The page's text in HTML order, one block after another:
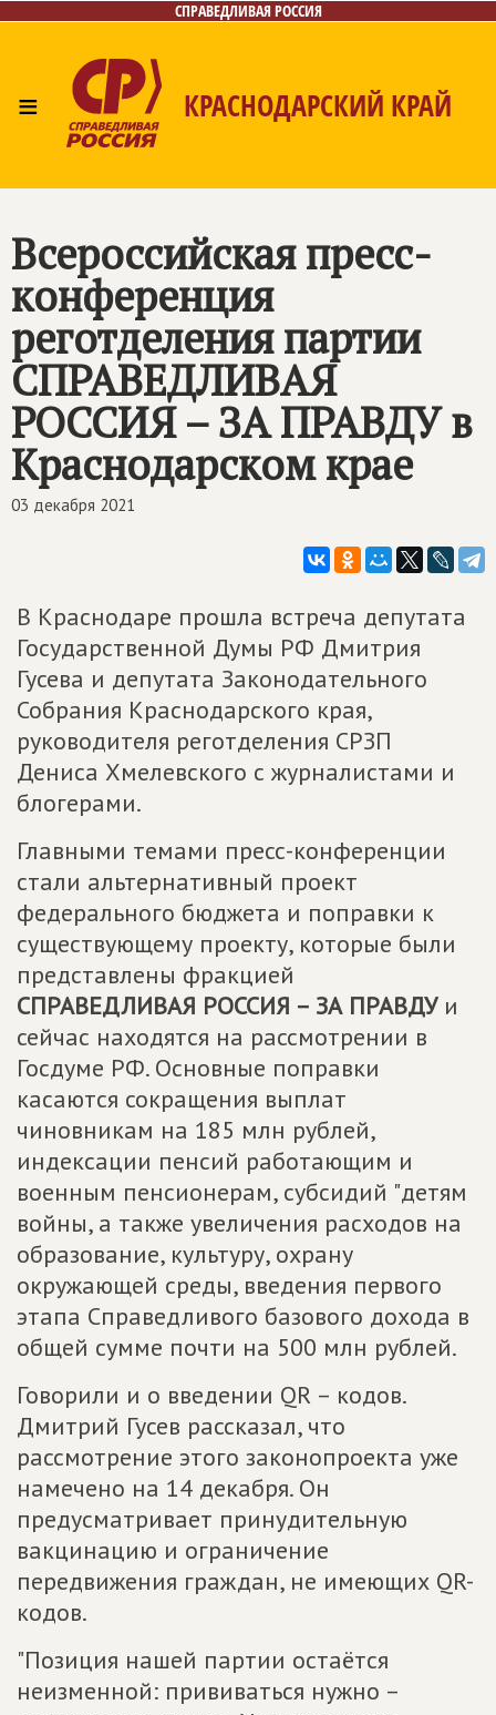
СПРАВЕДЛИВАЯ РОССИЯ
≡ КРАСНОДАРСКИЙ КРАЙ
Контакты
Всероссийская пресс-
конференция
реготделения партии
СПРАВЕДЛИВАЯ
РОССИЯ – ЗА ПРАВДУв
Краснодарском крае
03 декабря 2021
В Краснодаре прошла встреча депутата
Государственной Думы РФ Дмитрия
Гусева и депутата Законодательного
Собрания Краснодарского края,
руководителя реготделения СРЗП
Дениса Хмелевского с журналистами и
блогерами.
Главными темами пресс-конференции
стали альтернативный проект
федерального бюджета и поправки к
существующему проекту, которые были
представлены фракцией
СПРАВЕДЛИВАЯ РОССИЯ – ЗА ПРАВДУи
сейчас находятся на рассмотрении в
Госдуме РФ. Основные поправки
касаются сокращения выплат
чиновникам на 185 млн рублей,
индексации пенсий работающим и
военным пенсионерам, субсидий "детям
войны, а также увеличения расходов на
образование, культуру, охрану
окружающей среды, введения первого
этапа Справедливого базового дохода в
общей сумме почти на 500 млн рублей.
Говорили и о введении QR – кодов.
Дмитрий Гусев рассказал, что
рассмотрение этого законопроекта уже
намечено на 14 декабря. Он
предусматривает принудительную
вакцинацию и ограничение
передвижения граждан, не имеющих QR-
кодов.
"Позиция нашей партии остаётся
неизменной: прививаться нужно –